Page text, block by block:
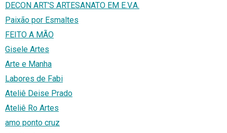
DECON ART'S ARTESANATO EM E.V.A.
Paixão por Esmaltes
FEITO A MÃO
Gisele Artes
Arte e Manha
Labores de Fabi
Ateliê Deise Prado
Ateliê Ro Artes
amo ponto cruz